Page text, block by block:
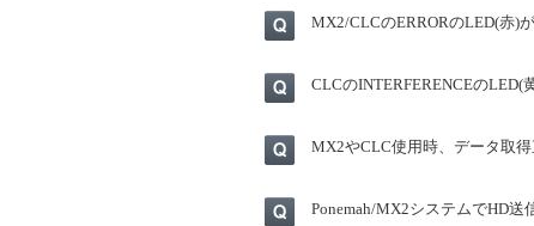
MX2/CLCのERRORのLED(赤)
CLCのINTERFERENCEのLED(
MX2やCLC使用時、データ取
Ponemah/MX2システムでHD送